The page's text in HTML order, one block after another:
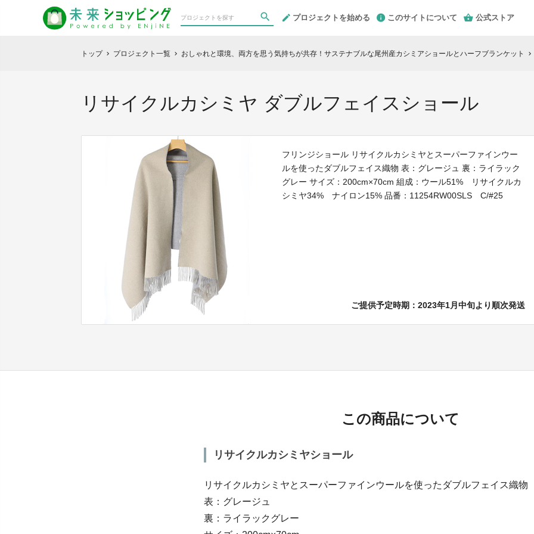
プロジェクトを始める このサイトについて 公式ストア
トップ chevron_right プロジェクト一覧 chevron_right おしゃれと環境、両方を思う気持ちが共存！サステナブルな尾州産カシミアショールとハーフブランケット chevron_right
リサイクルカシミヤ ダブルフェイスショール
フリンジショール リサイクルカシミヤとスーパーファインウー
ルを使ったダブルフェイス織物 表：グレージュ 裏：ライラック
グレー サイズ：200cm×70cm 組成：ウール51% リサイクルカ
シミヤ34% ナイロン15% 品番：11254RW00SLS C/#25
ご提供予定時期：2023年1月中旬より順次発送
この商品について
リサイクルカシミヤショール
リサイクルカシミヤとスーパーファインウールを使ったダブルフェイス織物
表：グレージュ
裏：ライラックグレー